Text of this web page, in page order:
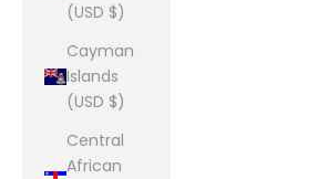
(USD $)
Cayman
Islands
(USD $)
Central
African